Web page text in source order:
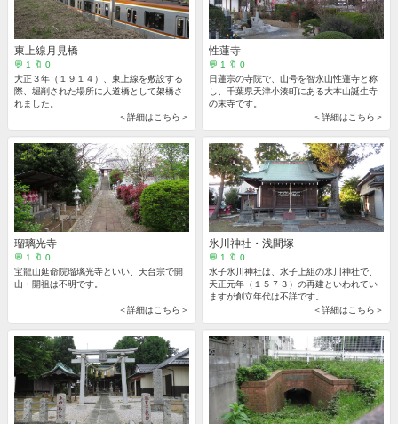
東上線月見橋
💬 1 🔖 0
大正３年（１９１４）、東上線を敷設する
際、堀削された場所に人道橋として架橋さ
れました。
＜詳細はこちら＞
性蓮寺
💬 1 🔖 0
日蓮宗の寺院で、山号を智永山性蓮寺と称
し、千葉県天津小湊町にある大本山誕生寺
の末寺です。
＜詳細はこちら＞
瑠璃光寺
💬 1 🔖 0
宝龍山延命院瑠璃光寺といい、天台宗で開
山・開祖は不明です。
＜詳細はこちら＞
氷川神社・浅間塚
💬 1 🔖 0
水子氷川神社は、水子上組の氷川神社で、
天正元年（１５７３）の再建といわれてい
ますが創立年代は不詳です。
＜詳細はこちら＞